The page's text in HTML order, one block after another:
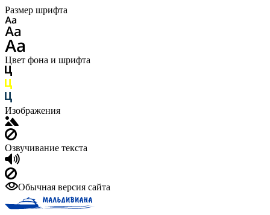
Размер шрифта
Цвет фона и шрифта
Изображения
Озвучивание текста
Обычная версия сайта